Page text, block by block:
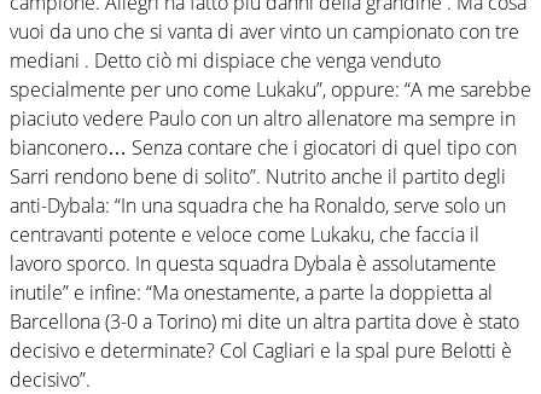
vuoi da uno che si vanta di aver vinto un campionato con tre
mediani . Detto ciò mi dispiace che venga venduto
specialmente per uno come Lukaku”, oppure: “A me sarebbe
piaciuto vedere Paulo con un altro allenatore ma sempre in
bianconero… Senza contare che i giocatori di quel tipo con
Sarri rendono bene di solito”. Nutrito anche il partito degli
anti-Dybala: “In una squadra che ha Ronaldo, serve solo un
centravanti potente e veloce come Lukaku, che faccia il
lavoro sporco. In questa squadra Dybala è assolutamente
inutile” e infine: “Ma onestamente, a parte la doppietta al
Barcellona (3-0 a Torino) mi dite un altra partita dove è stato
decisivo e determinate? Col Cagliari e la spal pure Belotti è
decisivo”.